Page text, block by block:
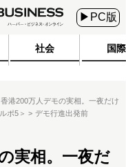
▶PC版
社会 国際
香港200万人デモの実相。一夜だけ
ポ5＞
デモ行進出発前
実相。一夜だ